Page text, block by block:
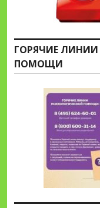
ГОРЯЧИЕ
ПОМОЩИ